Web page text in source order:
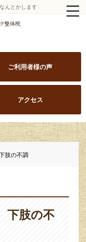
んとかします
ご利用者様の声
アクセス
肢の不調
下肢の不